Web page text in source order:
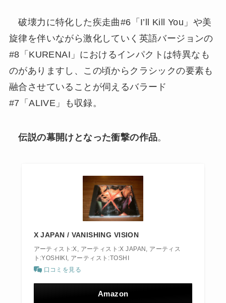
破壊力に特化した疾走曲#6「I’ll Kill You」や美
旋律を伴いながら激化していく英語バージョンの
#8「KURENAI」におけるインパクトは特異なも
のがありますし、この頃からクラシックの要素も
融合させていることが伺えるバラード
#7「ALIVE」も収録。
伝説の幕開けとなった衝撃の作品。
X JAPAN / VANISHING VISION
アーティスト:X, アーティスト:X JAPAN, アーティス
ト:YOSHIKI, アーティスト:TOSHI
口コミを見る
Amazon